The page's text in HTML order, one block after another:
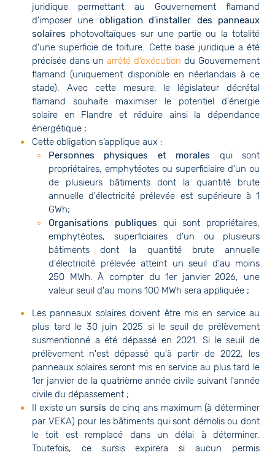
juridique permettant au Gouvernement flamand
d'imposer une obligation d'installer des panneaux
solaires photovoltaïques sur une partie ou la totalité
d’une superficie de toiture. Cette base juridique a été
précisée dans un arrêté d’exécution du Gouvernement
flamand (uniquement disponible en néerlandais à ce
stade). Avec cette mesure, le législateur décrétal
flamand souhaite maximiser le potentiel d'énergie
solaire en Flandre et réduire ainsi la dépendance
énergétique ;
Cette obligation s’applique aux :
Personnes physiques et morales qui sont
propriétaires, emphytéotes ou superficiaire d'un ou
de plusieurs bâtiments dont la quantité brute
annuelle d'électricité prélevée est supérieure à 1
GWh;
Organisations publiques qui sont propriétaires,
emphytéotes, superficiaires d’un ou plusieurs
bâtiments dont la quantité brute annuelle
d'électricité prélevée atteint un seuil d'au moins
250 MWh. À compter du 1er janvier 2026, une
valeur seuil d'au moins 100 MWh sera appliquée ;
Les panneaux solaires doivent être mis en service au
plus tard le 30 juin 2025 si le seuil de prélèvement
susmentionné a été dépassé en 2021. Si le seuil de
prélèvement n'est dépassé qu'à partir de 2022, les
panneaux solaires seront mis en service au plus tard le
1er janvier de la quatrième année civile suivant l'année
civile du dépassement ;
Il existe un sursis de cinq ans maximum (à déterminer
par VEKA) pour les bâtiments qui sont démolis ou dont
le toit est remplacé dans un délai à déterminer.
Toutefois, ce sursis expirera si aucun permis